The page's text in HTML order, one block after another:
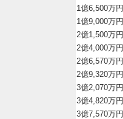
1億6,500万円
1億9,000万円
2億1,500万円
2億4,000万円
2億6,570万円
2億9,320万円
3億2,070万円
3億4,820万円
3億7,570万円